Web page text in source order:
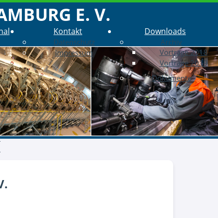
E. V.
Kontakt
Datenschutz
Impressum
Downloads
Archiv
Vorträge 2018
Vorträge 2019
Dokumente